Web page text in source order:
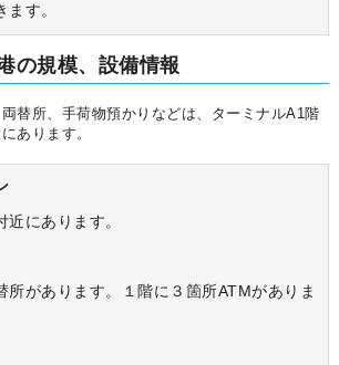
す。
の規模、設備情報
替所、手荷物預かりなどは、ターミナルA1階
あります。
近にあります。
所があります。１階に３箇所ATMがありま